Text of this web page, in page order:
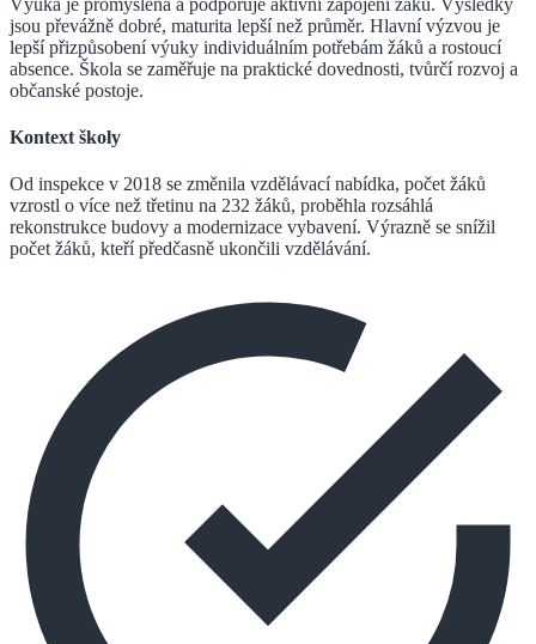
jsou převážně dobré, maturita lepší než průměr. Hlavní výzvou je
lepší přizpůsobení výuky individuálním potřebám žáků a rostoucí
absence. Škola se zaměřuje na praktické dovednosti, tvůrčí rozvoj a
občanské postoje.
Kontext školy
Od inspekce v 2018 se změnila vzdělávací nabídka, počet žáků
vzrostl o více než třetinu na 232 žáků, proběhla rozsáhlá
rekonstrukce budovy a modernizace vybavení. Výrazně se snížil
počet žáků, kteří předčasně ukončili vzdělávání.